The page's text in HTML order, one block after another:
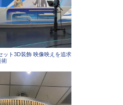
ット3D装飾 映像映えを追求
術